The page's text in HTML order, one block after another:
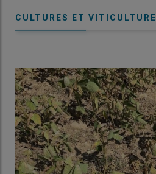
CULTURES ET VITICULTURE